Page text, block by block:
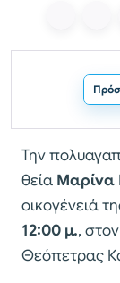
Την
θεία Μαρίνα
οικογένειά
12:00 μ.,
Θεόπετρας